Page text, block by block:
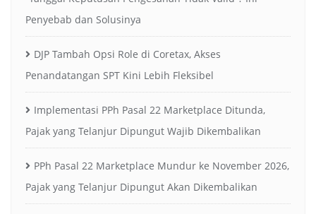
Penyebab dan Solusinya
DJP Tambah Opsi Role di Coretax, Akses
Penandatangan SPT Kini Lebih Fleksibel
Implementasi PPh Pasal 22 Marketplace Ditunda,
Pajak yang Telanjur Dipungut Wajib Dikembalikan
PPh Pasal 22 Marketplace Mundur ke November 2026,
Pajak yang Telanjur Dipungut Akan Dikembalikan